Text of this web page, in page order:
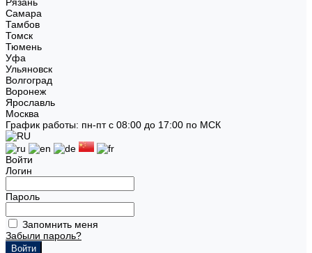
Самара
Тамбов
Томск
Тюмень
Уфа
Ульяновск
Волгоград
Воронеж
Ярославль
Москва
График работы: пн-пт с 08:00 до 17:00 по МСК
Войти
Логин
Пароль
Запомнить меня
Забыли пароль?